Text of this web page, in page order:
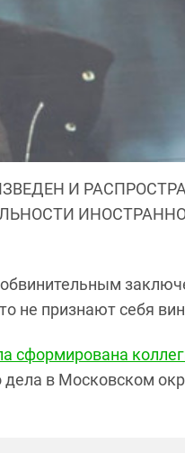
И
не признают себя
сформирована
дела в Московском